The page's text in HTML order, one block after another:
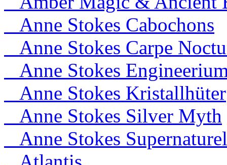
Anne Stokes Cabochons
Anne Stokes Carpe
Anne Stokes
Anne Stokes Kristallhüter
Anne Stokes Silver Myth
Anne Stokes